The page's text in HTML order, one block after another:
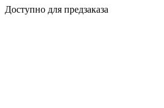
Доступно для предзаказа